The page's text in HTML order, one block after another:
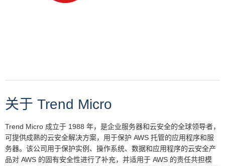
关于 Trend Micro
Trend Micro 成立于 1988 年，是企业服务器和云安全的全球领导者，
可提供成熟的云安全解决方案，用于保护 AWS 托管的应用程序和服
务器。该公司用于保护实例、操作系统、数据和应用程序的云安全产
品对 AWS 的固有安全性进行了补充，并适用于 AWS 的责任共担模